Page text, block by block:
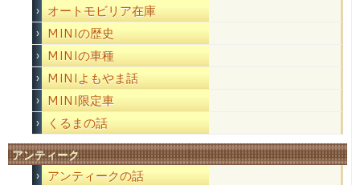
オートモビリア在庫
MINIの歴史
MINIの車種
MINIよもやま話
MINI限定車
くるまの話
アンティーク
アンティークの話